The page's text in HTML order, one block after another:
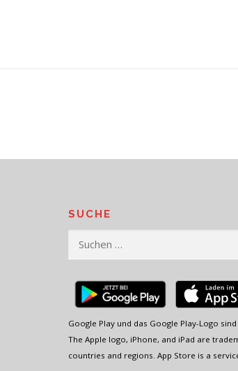
SUCHE
nach:
Google Play und das Google Play-Logo
The Apple logo, iPhone, and iPad are
countries and regions. App Store is a